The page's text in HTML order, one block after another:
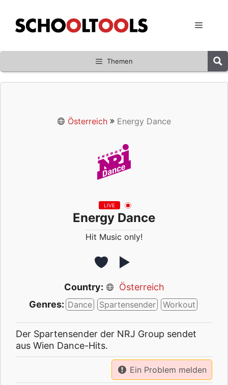
Inhalt
springen
Menü
Themen
Österreich Energy Dance
LIVE
Energy Dance
Hit Music only!
Country:
Österreich
Genres: Dance Spartensender Workout
Der Spartensender der NRJ Group sendet
aus Wien Dance-Hits.
Ein Problem melden